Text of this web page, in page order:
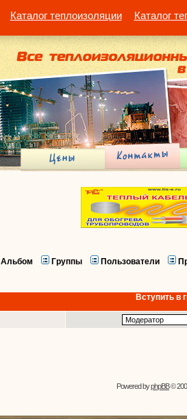
Каталог теплоизоляции Каталог
Альбом Группы Пользователи
Вступить в
Powered byphpBB©